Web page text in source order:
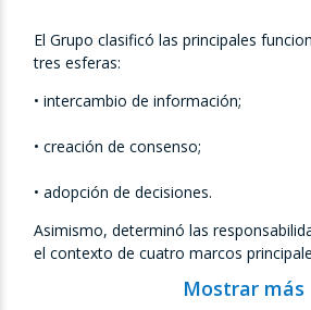
El Grupo clasificó las principales
tres esferas:
• intercambio de información;
• creación de consenso;
• adopción de decisiones.
Asimismo, determinó las
el contexto de cuatro marcos
Mostrar más